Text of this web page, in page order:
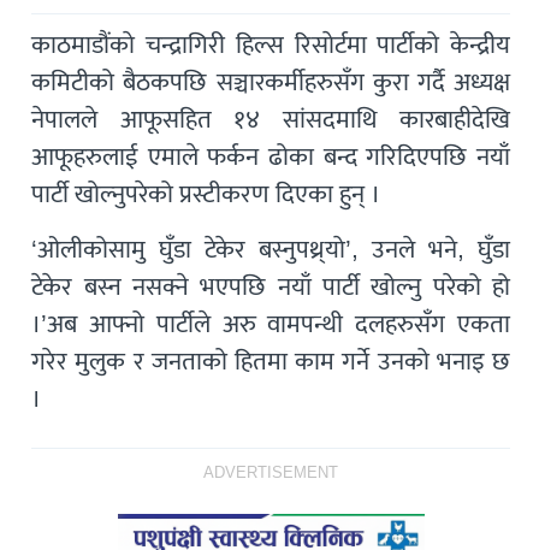
काठमाडौंकाे चन्द्रागिरी हिल्स रिसाेर्टमा पार्टीको केन्द्रीय
कमिटीको बैठकपछि सञ्चारकर्मीहरुसँग कुरा गर्दै अध्यक्ष
नेपालले आफूसहित १४ सांसदमाथि कारबाहीदेखि
आफूहरुलाई एमाले फर्कन ढोका बन्द गरिदिएपछि नयाँ
पार्टी खोल्नुपरेको प्रस्टीकरण दिएका हुन् ।
‘ओलीकोसामु घुँडा टेकेर बस्नुपथ्र्याे’, उनले भने, घुँडा
टेकेर बस्न नसक्ने भएपछि नयाँ पार्टी खोल्नु परेको हो
।’अब आफ्नो पार्टीले अरु वामपन्थी दलहरुसँग एकता
गरेर मुलुक र जनताको हितमा काम गर्ने उनको भनाइ छ
।
ADVERTISEMENT